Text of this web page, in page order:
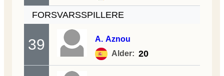
FORSVARSSPILLERE
39 A. Aznou
Alder: 20